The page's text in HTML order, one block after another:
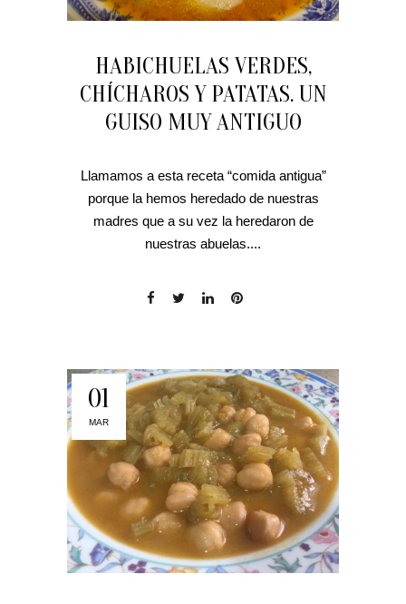
HABICHUELAS VERDES,
CHÍCHAROS Y PATATAS. UN
GUISO MUY ANTIGUO
Llamamos a esta receta “comida antigua”
porque la hemos heredado de nuestras
madres que a su vez la heredaron de
nuestras abuelas....
01
MAR